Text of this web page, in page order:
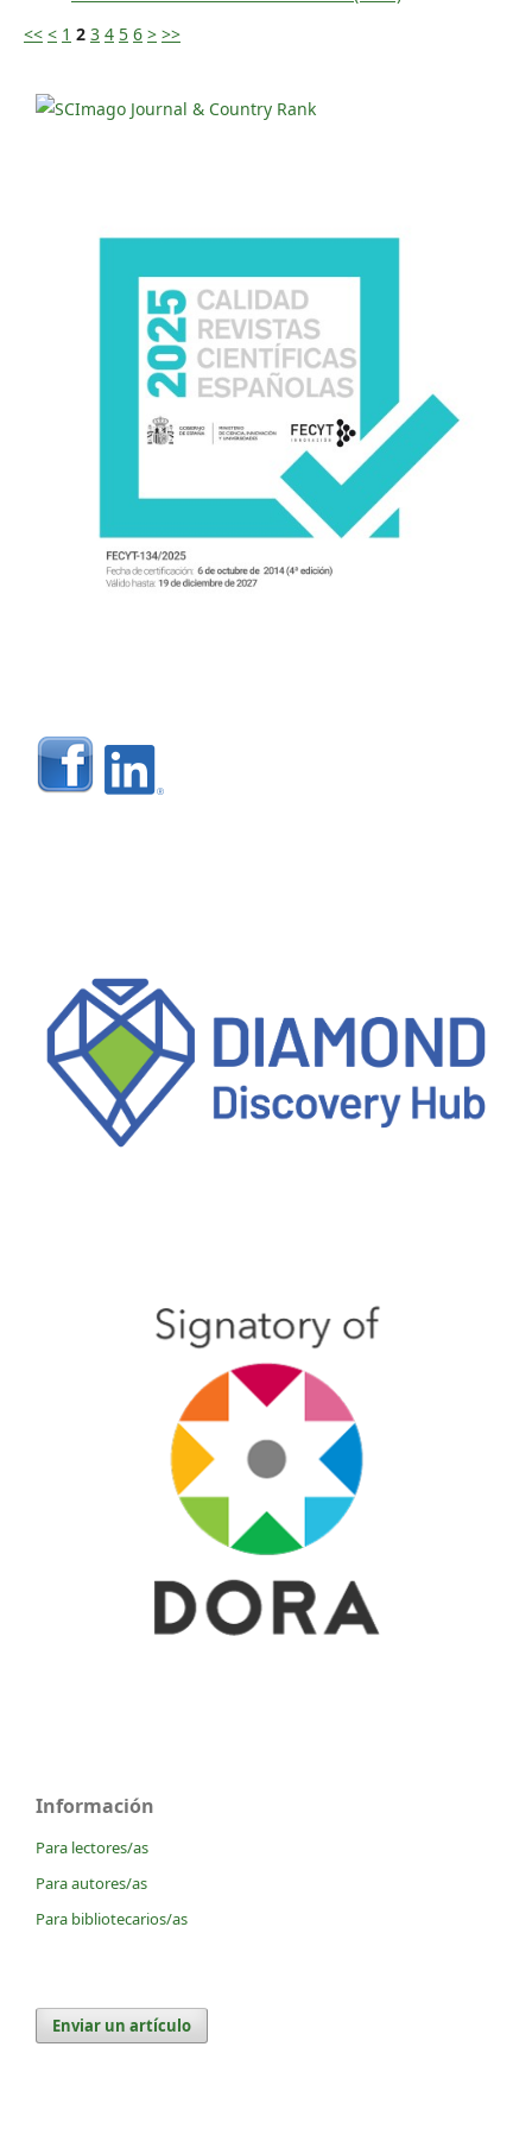
<< < 1 2 3 4 5 6 > >>
Información
Para lectores/as
Para autores/as
Para bibliotecarios/as
Enviar un artículo